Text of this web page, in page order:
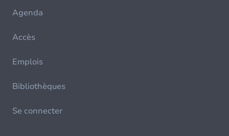
Agenda
Accès
Emplois
Bibliothèques
Se connecter